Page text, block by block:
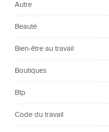
Autre
Beauté
Bien-être au travail
Boutiques
Btp
Code du travail